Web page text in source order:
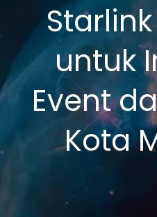
untuk
Event
Kota